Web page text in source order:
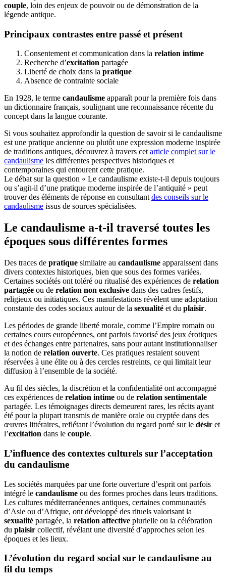
couple, loin des enjeux de pouvoir ou de démonstration de la
légende antique.
Principaux contrastes entre passé et présent
Consentement et communication dans la relation intime
Recherche d’excitation partagée
Liberté de choix dans la pratique
Absence de contrainte sociale
En 1928, le terme candaulisme apparaît pour la première fois dans
un dictionnaire français, soulignant une reconnaissance récente du
concept dans la langue courante.
Si vous souhaitez approfondir la question de savoir si le candaulisme
est une pratique ancienne ou plutôt une expression moderne inspirée
de traditions antiques, découvrez à travers cet article complet sur le
candaulisme les différentes perspectives historiques et
contemporaines qui entourent cette pratique.
Le débat sur la question « Le candaulisme existe-t-il depuis toujours
ou s’agit-il d’une pratique moderne inspirée de l’antiquité » peut
trouver des éléments de réponse en consultant des conseils sur le
candaulisme issus de sources spécialisées.
Le candaulisme a-t-il traversé toutes les
époques sous différentes formes
Des traces de pratique similaire au candaulisme apparaissent dans
divers contextes historiques, bien que sous des formes variées.
Certaines sociétés ont toléré ou ritualisé des expériences de relation
partagée ou de relation non exclusive dans des cadres festifs,
religieux ou initiatiques. Ces manifestations révèlent une adaptation
constante des codes sociaux autour de la sexualité et du plaisir.
Les périodes de grande liberté morale, comme l’Empire romain ou
certaines cours européennes, ont parfois favorisé des jeux érotiques
et des échanges entre partenaires, sans pour autant institutionnaliser
la notion de relation ouverte. Ces pratiques restaient souvent
réservées à une élite ou à des cercles restreints, ce qui limitait leur
diffusion à l’ensemble de la société.
Au fil des siècles, la discrétion et la confidentialité ont accompagné
ces expériences de relation intime ou de relation sentimentale
partagée. Les témoignages directs demeurent rares, les récits ayant
été pour la plupart transmis de manière orale ou cryptée dans des
œuvres littéraires, reflétant l’évolution du regard porté sur le désir et
l’excitation dans le couple.
L’influence des contextes culturels sur l’acceptation
du candaulisme
Les sociétés marquées par une forte ouverture d’esprit ont parfois
intégré le candaulisme ou des formes proches dans leurs traditions.
Les cultures méditerranéennes antiques, certaines communautés
d’Asie ou d’Afrique, ont développé des rituels valorisant la
sexualité partagée, la relation affective plurielle ou la célébration
du plaisir collectif, révélant une diversité d’approches selon les
époques et les lieux.
L’évolution du regard social sur le candaulisme au
fil du temps